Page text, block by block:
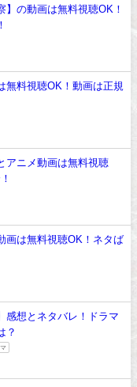
】の動画は無料視聴OK！
無料視聴OK！動画は正規
アニメ動画は無料視聴
画は無料視聴OK！ネタば
感想とネタバレ！ドラマ
？